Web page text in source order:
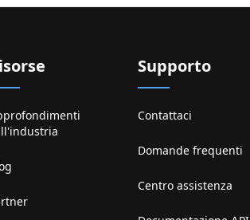
Supporto
Contattaci
Domande frequenti
Centro assistenza